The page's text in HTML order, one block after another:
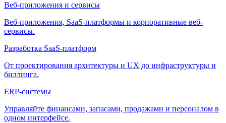
Веб-приложения и сервисы
Веб-приложения, SaaS-платформы и корпоративные веб-
сервисы.
Разработка SaaS-платформ
От проектирования архитектуры и UX до инфраструктуры и
биллинга.
ERP-системы
Управляйте финансами, запасами, продажами и персоналом в
одном интерфейсе.